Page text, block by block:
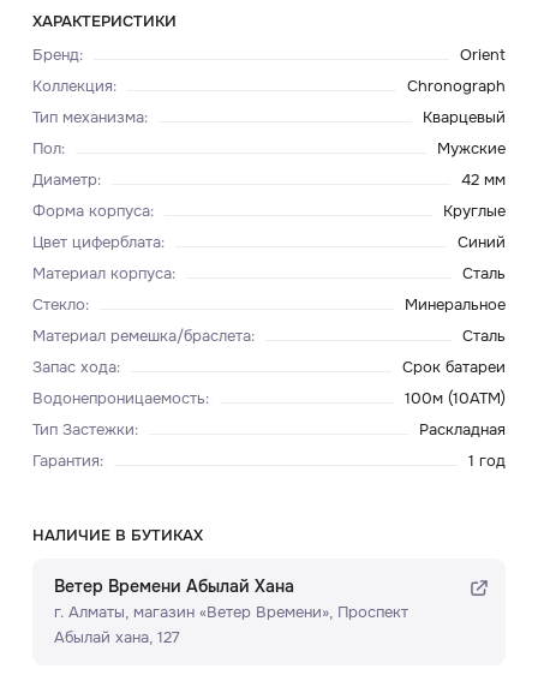
ХАРАКТЕРИСТИКИ
Бренд:
Orient
Коллекция:
Chronograph
Тип механизма:
Кварцевый
Пол:
Мужские
Диаметр:
42 мм
Форма корпуса:
Круглые
Цвет циферблата:
Синий
Материал корпуса:
Сталь
Стекло:
Минеральное
Материал ремешка/браслета:
Сталь
Запас хода:
Срок батареи
Водонепроницаемость:
100м (10ATM)
Тип Застежки:
Раскладная
Гарантия: 1 год
НАЛИЧИЕ В БУТИКАХ
Ветер Времени Абылай Хана
г. Алматы, ​магазин «Ветер Времени»​, Проспект
Абылай хана, 127